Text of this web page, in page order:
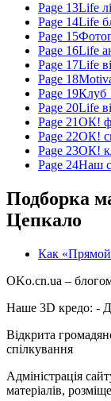
Page 13Life
Page 14Life
Page 15
Page 16Life
Page 17Life
Page 18
Page 19
Page 20Life
Page 21ОК!
Page 22ОК!
Page 23ОК!
Page 24Наш
Подборка
Цепкало
Как «Прямой
OKo.cn.ua –
Наше 3D кредо: -
Відкрита
спілкування
Адміністрація
матеріалів,